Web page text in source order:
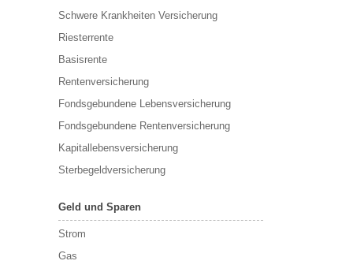
Schwere Krankheiten Versicherung
Riesterrente
Basisrente
Rentenversicherung
Fondsgebundene Lebensversicherung
Fondsgebundene Rentenversicherung
Kapitallebensversicherung
Sterbegeldversicherung
Geld und Sparen
Strom
Gas